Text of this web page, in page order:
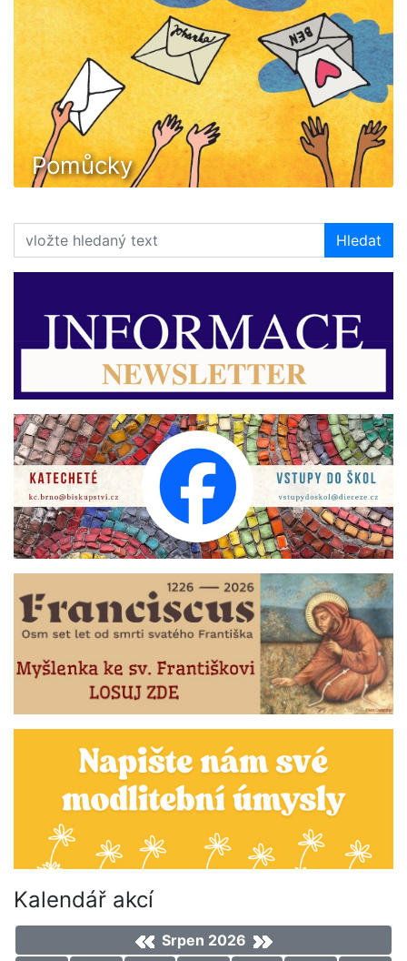
Pomůcky
Hledat
Kalendář akcí
Srpen 2026